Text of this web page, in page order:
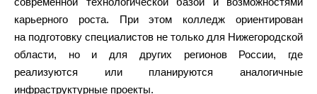
карьерного роста. При этом колледж ориентирован
на подготовку специалистов не только для Нижегородской
области, но и для других регионов России, где
реализуются или планируются аналогичные
инфраструктурные проекты.